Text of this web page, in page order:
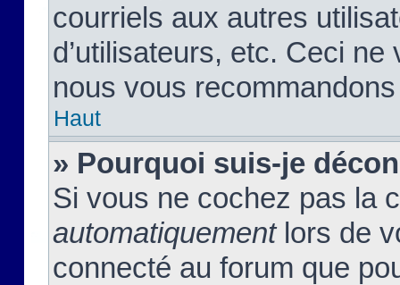
courriels aux autres
d’utilisateurs, etc. Ceci
nous vous
Haut
» Pourquoi suis-je
Si vous ne cochez pas la
automatiquementlors de
connecté au forum que